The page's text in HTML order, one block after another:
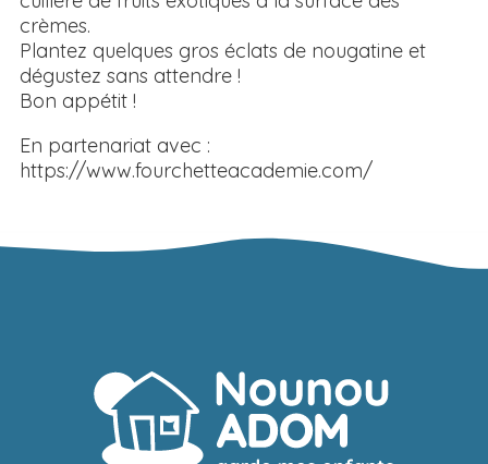
crèmes.
Plantez quelques gros éclats de nougatine et
dégustez sans attendre !
Bon appétit !
En partenariat avec :
https://www.fourchetteacademie.com/